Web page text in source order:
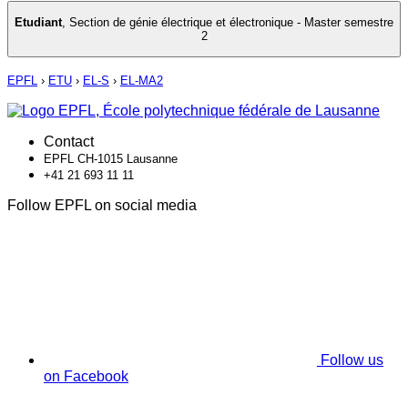
Etudiant, Section de génie électrique et électronique - Master semestre
2
EPFL › ETU › EL-S › EL-MA2
Contact
EPFL CH-1015 Lausanne
+41 21 693 11 11
Follow EPFL on social media
Follow us
on Facebook